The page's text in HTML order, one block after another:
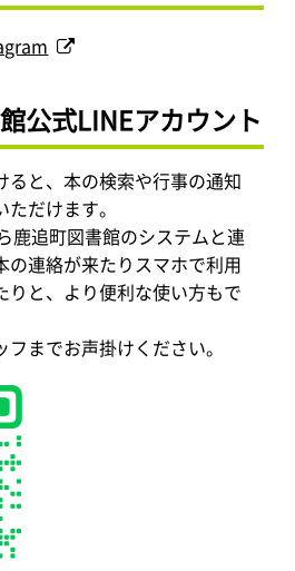
公式LINEアカウント
ると、本の検索や行事の通知
だけます。
鹿追町図書館のシステムと連
の連絡が来たりスマホで利用
りと、より便利な使い方もで
までお声掛けください。